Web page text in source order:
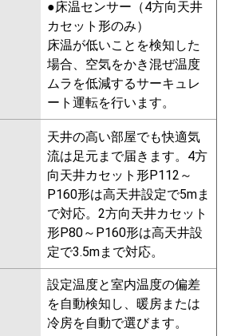
ZRMP63SLV PLZ-ZRMP63SLR
PLZ-ZRMP63SLFR
RCID-GP63RGHJ7 RCID-
GP63RGHJ6 RCID-GP63RGHJ5
RCID-GP63RGHJ4 RCID-
GP63RGHJ3 RCID-AP63GHJ7
RCID-GP63RGHJ2 RCID-
AP63GHJ6 RCID-GP63RGHJ1
FDTWZ635HKA5SA
FDTWZ635HKA5SA-rak
FDTWZ635HK5SA-rak
FDTWZ635HK5SA
FDTWZ635HK5S-rak
FDTWZ635HK5S-rakuri-na
FDTWZ635HK5S
●床温センサー（4方向天井
カセット形のみ）
床温が低いことを検知した
場合、空気をかき混ぜ温度
ムラを低減するサーキュレ
ート運転を行います。
天井の高い部屋でも快適気
流は足元まで届きます。4方
向天井カセット形P112～
P160形は高天井設定で5mま
で対応。2方向天井カセット
形P80～P160形は高天井設
定で3.5mまで対応。
設定温度と室内温度の偏差
を自動検知し、暖房または
冷房を自動で選びます。